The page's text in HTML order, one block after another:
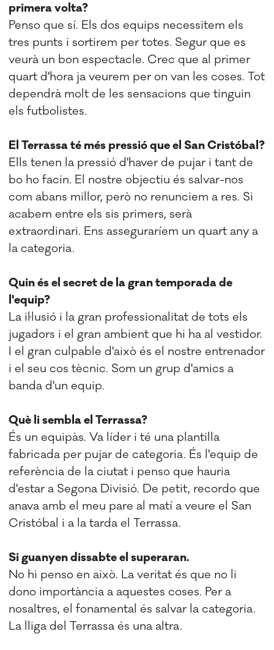
primera volta?
Penso que sí. Els dos equips necessitem els
tres punts i sortirem per totes. Segur que es
veurà un bon espectacle. Crec que al primer
quart d'hora ja veurem per on van les coses. Tot
dependrà molt de les sensacions que tinguin
els futbolistes.
El Terrassa té més pressió que el San Cristóbal?
Ells tenen la pressió d'haver de pujar i tant de
bo ho facin. El nostre objectiu és salvar-nos
com abans millor, però no renunciem a res. Si
acabem entre els sis primers, serà
extraordinari. Ens asseguraríem un quart any a
la categoria.
Quin és el secret de la gran temporada de
l'equip?
La il·lusió i la gran professionalitat de tots els
jugadors i el gran ambient que hi ha al vestidor.
I el gran culpable d'això és el nostre entrenador
i el seu cos tècnic. Som un grup d'amics a
banda d'un equip.
Què li sembla el Terrassa?
És un equipàs. Va líder i té una plantilla
fabricada per pujar de categoria. És l'equip de
referència de la ciutat i penso que hauria
d'estar a Segona Divisió. De petit, recordo que
anava amb el meu pare al matí a veure el San
Cristóbal i a la tarda el Terrassa.
Si guanyen dissabte el superaran.
No hi penso en això. La veritat és que no li
dono importància a aquestes coses. Per a
nosaltres, el fonamental és salvar la categoria.
La lliga del Terrassa és una altra.